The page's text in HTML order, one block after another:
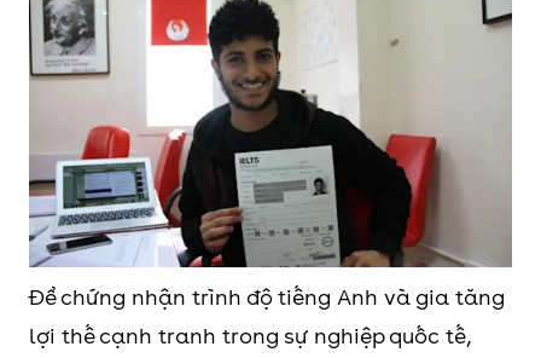
Để chứng nhận trình độ tiếng Anh và gia tăng
lợi thế cạnh tranh trong sự nghiệp quốc tế,